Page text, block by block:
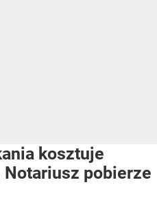
kosztuje
pobierze